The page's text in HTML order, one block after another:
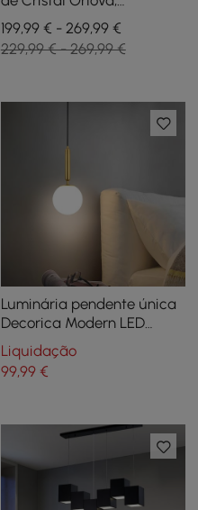
Luminária LED Embutida
de 3 Modos com Controle
Remoto
199,99 € - 269,99 €
229,99 € - 269,99 €
Luminária pendente única
Decorica Modern LED
Globe branca e dourada
Liquidação
99,99€